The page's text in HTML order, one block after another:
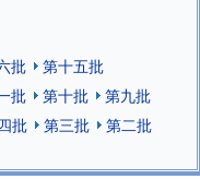
批
第十五批
批 第十批
第九批
批 第三批
第二批